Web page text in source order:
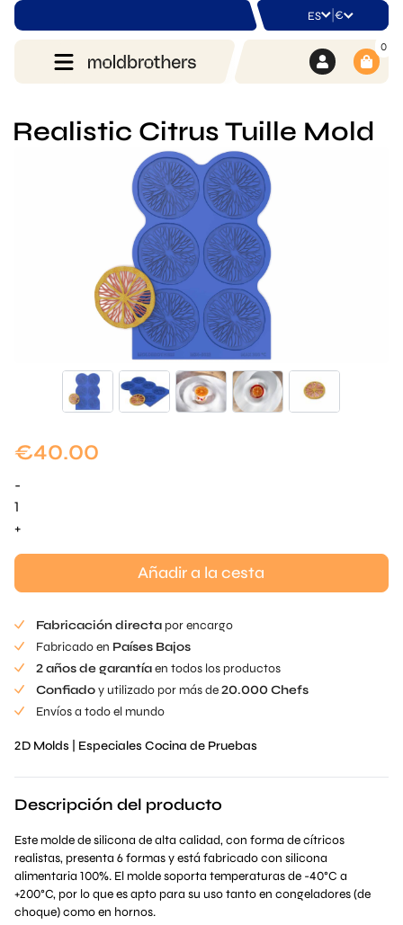
ES | €
0
Realistic Citrus Tuille Mold
€40.00
-
Cítricos
realistas
cantidad
+
Añadir a la cesta
Fabricación directa por encargo
Fabricado en Países Bajos
2 años de garantíaen todos los productos
Confiadoy utilizado por más de20.000 Chefs
Envíos a todo el mundo
2D Molds Especiales Cocina de Pruebas
Descripción del producto
Este molde de silicona de alta calidad, con forma de cítricos
realistas, presenta 6 formas y está fabricado con silicona
alimentaria 100%. El molde soporta temperaturas de -40°C a
+200°C, por lo que es apto para su uso tanto en congeladores (de
choque) como en hornos.